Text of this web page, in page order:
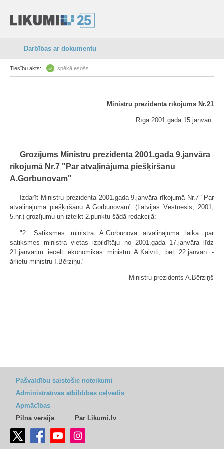
Darbības ar dokumentu
Tiesību akts: spēkā esošs
Ministru prezidenta rīkojums Nr.21
Rīgā 2001.gada 15.janvārī
Grozījums Ministru prezidenta 2001.gada 9.janvāra
rīkojumā Nr.7 "Par atvaļinājuma piešķiršanu
A.Gorbunovam"
Izdarīt Ministru prezidenta 2001.gada 9.janvāra rīkojumā Nr.7 "Par
atvaļinājuma piešķiršanu A.Gorbunovam" (Latvijas Vēstnesis, 2001,
5.nr.) grozījumu un izteikt 2.punktu šādā redakcijā:
"2. Satiksmes ministra A.Gorbunova atvaļinājuma laikā par
satiksmes ministra vietas izpildītāju no 2001.gada 17.janvāra līdz
21.janvārim iecelt ekonomikas ministru A.Kalvīti, bet 22.janvārī -
ārlietu ministru I.Bērziņu."
Ministru prezidents A.Bērziņš
Pašvaldību saistošie noteikumi
Administratīvās atbildības ceļvedis
Apmācības
Pilnā versija
Par Likumi.lv